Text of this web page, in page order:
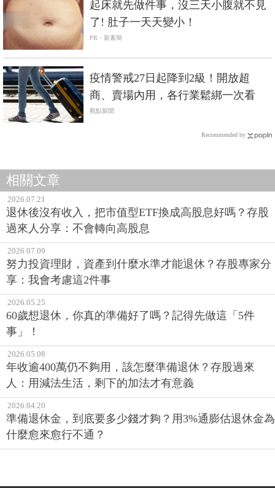
起床就先做件事，沒三天小腹就不見
了! 肚子一天天變小！
PR・新素簡
疫情警戒27日起降到2級！開放超
商、賣場內用，各行業鬆綁一次看
觀點新聞
Recommended by
相關文章
2026.07.21
退休後沒有收入，把市值型ETF換成高股息好嗎？存股
過來人分享：不會轉向高股息
2026.07.09
努力投資理財，資產到什麼水準才能退休？存股專家分
享：我會考慮這2件事
2026.05.25
60歲想退休，你真的準備好了嗎？記得先做這「5件
事」！
2026.05.08
年收逾400萬仍不夠用，該怎麼準備退休？存股過來
人：用減法生活，剩下的加法才有意義
2026.04.20
準備退休金，到底要多少錢才夠？用3%通膨估退休金為
什麼愈來愈行不通？